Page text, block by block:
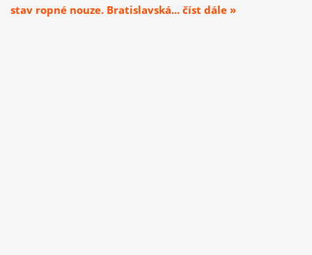
stav ropné nouze. Bratislavská... číst dále »